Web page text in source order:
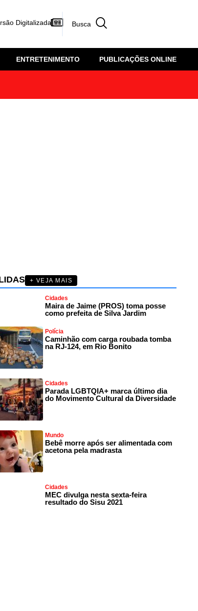
Digitalizada
ENTRETENIMENTO PUBLICAÇÕES ONLINE
+ VEJA MAIS
Cidades
Maira de Jaime (PROS) toma posse
como prefeita de Silva Jardim
Polícia
Caminhão com carga roubada tomba
na RJ-124, em Rio Bonito
Cidades
Parada LGBTQIA+ marca último dia
do Movimento Cultural da Diversidade
Mundo
Bebê morre após ser alimentada com
acetona pela madrasta
Cidades
MEC divulga nesta sexta-feira
resultado do Sisu 2021